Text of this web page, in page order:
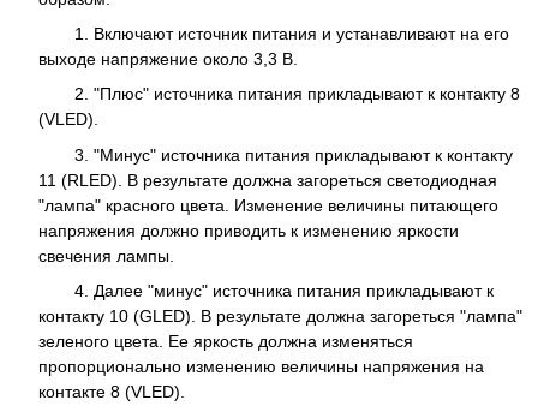
1. Включают источник питания и устанавливают на его
выходе напряжение около 3,3 В.
2. "Плюс" источника питания прикладывают к контакту 8
(VLED).
3. "Минус" источника питания прикладывают к контакту
11 (RLED). В результате должна загореться светодиодная
"лампа" красного цвета. Изменение величины питающего
напряжения должно приводить к изменению яркости
свечения лампы.
4. Далее "минус" источника питания прикладывают к
контакту 10 (GLED). В результате должна загореться "лампа"
зеленого цвета. Ее яркость должна изменяться
пропорционально изменению величины напряжения на
контакте 8 (VLED).